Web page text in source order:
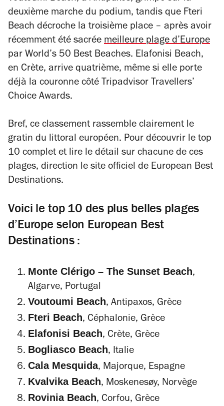
deuxième marche du podium, tandis que Fteri
Beach décroche la troisième place – après avoir
récemment été sacrée meilleure plage d’Europe
par World’s 50 Best Beaches. Elafonisi Beach,
en Crète, arrive quatrième, même si elle porte
déjà la couronne côté Tripadvisor Travellers’
Choice Awards.
Bref, ce classement rassemble clairement le
gratin du littoral européen. Pour découvrir le top
10 complet et lire le détail sur chacune de ces
plages, direction le site officiel de European Best
Destinations.
Voici le top 10 des plus belles plages
d’Europe selon European Best
Destinations :
Monte Clérigo – The Sunset Beach,
Algarve, Portugal
Voutoumi Beach, Antipaxos, Grèce
Fteri Beach, Céphalonie, Grèce
Elafonisi Beach, Crète, Grèce
Bogliasco Beach, Italie
Cala Mesquida, Majorque, Espagne
Kvalvika Beach, Moskenesøy, Norvège
Rovinia Beach, Corfou, Grèce